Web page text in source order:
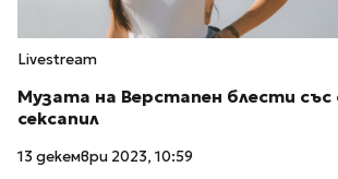
Livestream
Музата на Верстапен блести със
сексапил
13 декември 2023, 10:59